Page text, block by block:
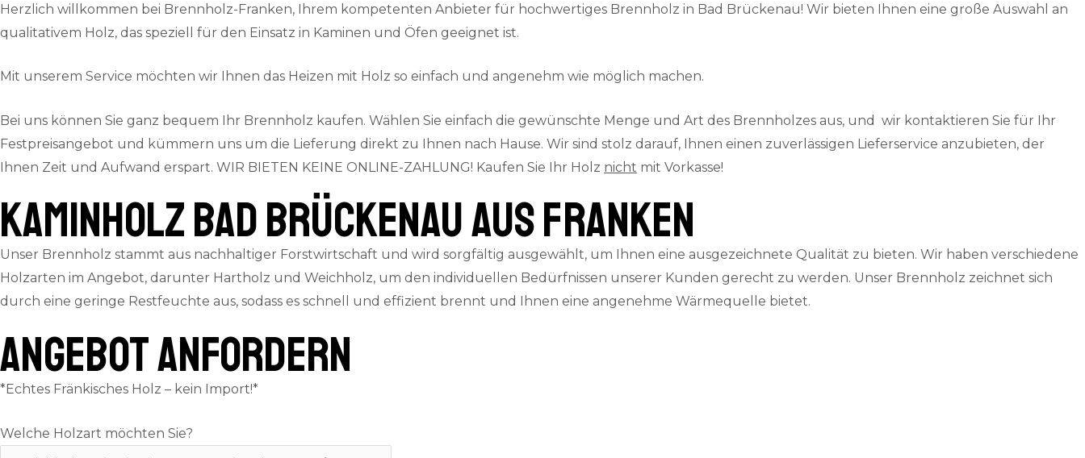
Herzlich willkommen bei Brennholz-Franken, Ihrem kompetenten Anbieter für hochwertiges Brennholz in Bad Brückenau! Wir bieten Ihnen eine große Auswahl an
qualitativem Holz, das speziell für den Einsatz in Kaminen und Öfen geeignet ist.
Mit unserem Service möchten wir Ihnen das Heizen mit Holz so einfach und angenehm wie möglich machen.
Bei uns können Sie ganz bequem Ihr Brennholz kaufen. Wählen Sie einfach die gewünschte Menge und Art des Brennholzes aus, und wir kontaktieren Sie für Ihr
Festpreisangebot und kümmern uns um die Lieferung direkt zu Ihnen nach Hause. Wir sind stolz darauf, Ihnen einen zuverlässigen Lieferservice anzubieten, der
Ihnen Zeit und Aufwand erspart. WIR BIETEN KEINE ONLINE-ZAHLUNG! Kaufen Sie Ihr Holz nicht mit Vorkasse!
Kaminholz Bad Brückenau aus Franken
Unser Brennholz stammt aus nachhaltiger Forstwirtschaft und wird sorgfältig ausgewählt, um Ihnen eine ausgezeichnete Qualität zu bieten. Wir haben verschiedene
Holzarten im Angebot, darunter Hartholz und Weichholz, um den individuellen Bedürfnissen unserer Kunden gerecht zu werden. Unser Brennholz zeichnet sich
durch eine geringe Restfeuchte aus, sodass es schnell und effizient brennt und Ihnen eine angenehme Wärmequelle bietet.
ANGEBOT ANFORDERN
*Echtes Fränkisches Holz – kein Import!*
Welche Holzart möchten Sie?